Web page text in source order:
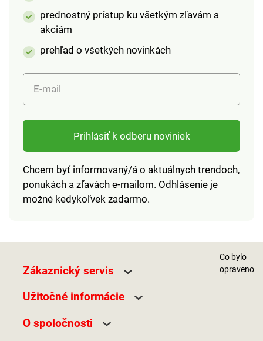
prednostný prístup ku všetkým zľavám a
akciám
prehľad o všetkých novinkách
E-mail
Prihlásiť k odberu noviniek
Chcem byť informovaný/á o aktuálnych trendoch,
ponukách a zľavách e-mailom. Odhlásenie je
možné kedykoľvek zadarmo.
Zákaznický servis
Užitočné informácie
O spoločnosti
Co bylo
opraveno